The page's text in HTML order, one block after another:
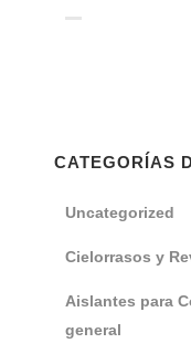
CATEGORÍAS
Uncategorized
Cielorrasos y
Aislantes para
general